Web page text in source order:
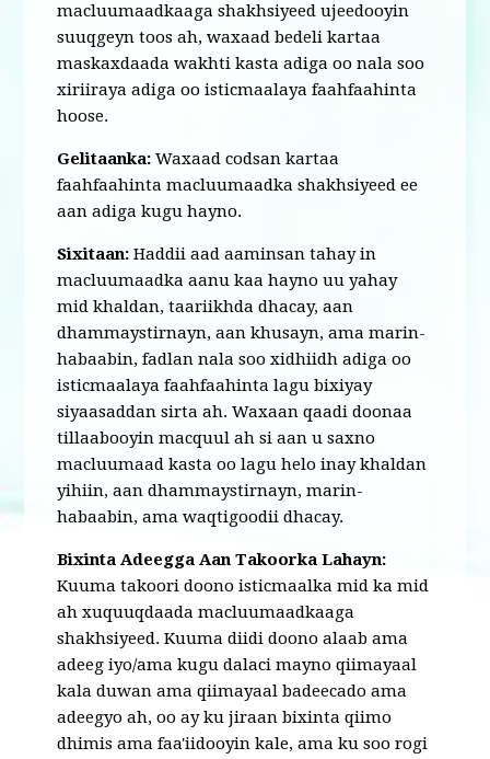
macluumaadkaaga shakhsiyeed ujeedooyin
suuqgeyn toos ah, waxaad bedeli kartaa
maskaxdaada wakhti kasta adiga oo nala soo
xiriiraya adiga oo isticmaalaya faahfaahinta
hoose.
Gelitaanka: Waxaad codsan kartaa
faahfaahinta macluumaadka shakhsiyeed ee
aan adiga kugu hayno.
Sixitaan: Haddii aad aaminsan tahay in
macluumaadka aanu kaa hayno uu yahay
mid khaldan, taariikhda dhacay, aan
dhammaystirnayn, aan khusayn, ama marin-
habaabin, fadlan nala soo xidhiidh adiga oo
isticmaalaya faahfaahinta lagu bixiyay
siyaasaddan sirta ah. Waxaan qaadi doonaa
tillaabooyin macquul ah si aan u saxno
macluumaad kasta oo lagu helo inay khaldan
yihiin, aan dhammaystirnayn, marin-
habaabin, ama waqtigoodii dhacay.
Bixinta Adeegga Aan Takoorka Lahayn:
Kuuma takoori doono isticmaalka mid ka mid
ah xuquuqdaada macluumaadkaaga
shakhsiyeed. Kuuma diidi doono alaab ama
adeeg iyo/ama kugu dalaci mayno qiimayaal
kala duwan ama qiimayaal badeecado ama
adeegyo ah, oo ay ku jiraan bixinta qiimo
dhimis ama faa'iidooyin kale, ama ku soo rogi